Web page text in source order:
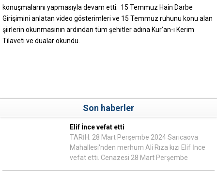
konuşmalarını yapmasıyla devam etti. 15 Temmuz Hain Darbe
Girişimini anlatan video gösterimleri ve 15 Temmuz ruhunu konu alan
şiirlerin okunmasının ardından tüm şehitler adına Kur’an-ı Kerim
Tilaveti ve dualar okundu.
Son haberler
Elif İnce vefat etti
TARİH: 28 Mart Perşembe 2024 Sarıcaova
Mahallesi'nden merhum Ali Rıza kızı Elif İnce
vefat etti. Cenazesi 28 Mart Perşembe